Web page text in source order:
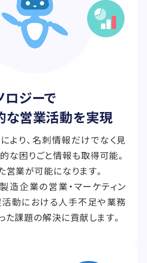
ロジーで
な営業活動を実現
より、名刺情報だけでなく見
な困りごと情報も取得可能。
営業が可能になります。
造企業の営業・マーケティン
活動における人手不足や業務
た課題の解決に貢献します。